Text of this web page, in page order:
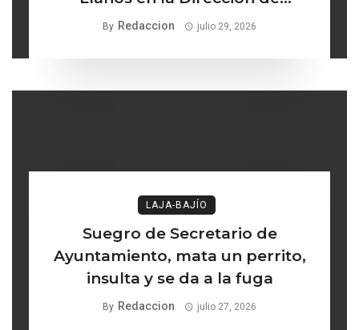
Turismo de Comonfort la línea
By Redaccion julio 29, 2026
LAJA-BAJÍO
Suegro de Secretario de
Ayuntamiento, mata un perrito,
insulta y se da a la fuga
By Redaccion julio 27, 2026